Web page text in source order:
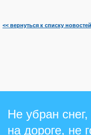
<< вернуться к списку новостей
Не убран
на дороге, не